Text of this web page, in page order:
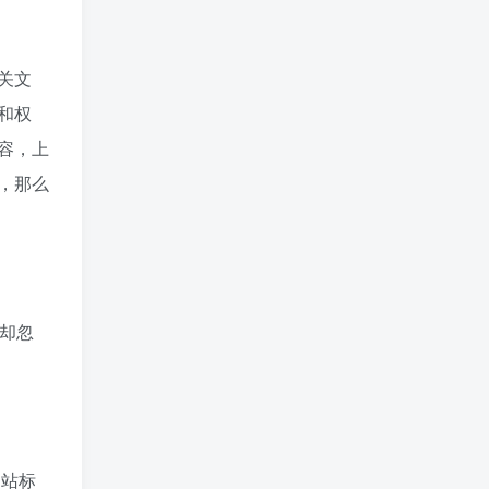
文
权
，上
那么
忽
标